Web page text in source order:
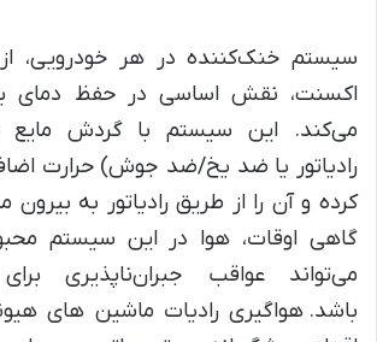
سیستم خنک‌کننده در هر خودرویی،
اکسنت، نقش اساسی در حفظ دمای
می‌کند. این سیستم با گردش مایع
رادیاتور یا ضد یخ/ضد جوش) حرارت
کرده و آن را از طریق رادیاتور به بیرون
گاهی اوقات، هوا در این سیستم
می‌تواند عواقب جبران‌ناپذیری
باشد. هواگیری رادیات ماشین های